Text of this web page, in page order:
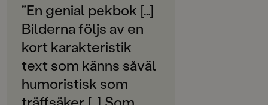
SPRÅK
Svenska
SERIE
Titta 10
PUBLICERINGSDATUM
”En genial pekbok […]
Bilderna följs av en
kort karakteristik
text som känns såväl
humoristisk som